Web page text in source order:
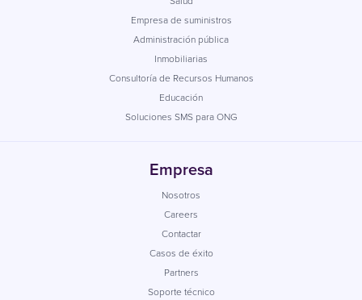
Empresa de suministros
Administración pública
Inmobiliarias
Consultoría de Recursos Humanos
Educación
Soluciones SMS para ONG
Empresa
Nosotros
Careers
Contactar
Casos de éxito
Partners
Soporte técnico